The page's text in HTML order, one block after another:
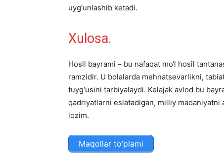
uyg‘unlashib ketadi.
Xulosa.
Hosil bayrami – bu nafaqat mo‘l hosil
ramzidir. U bolalarda mehnatsevarlikni,
tuyg‘usini tarbiyalaydi. Kelajak avlod bu
qadriyatlarni eslatadigan, milliy madaniyatni
lozim.
Maqollar to’plami